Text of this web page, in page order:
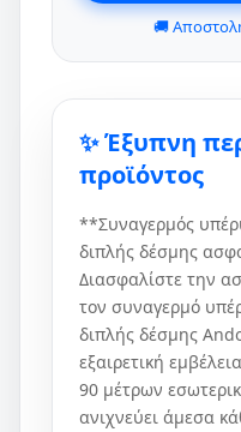
🚚
✨ Έξυπνη
προϊόντος
**Συναγερμός
διπλής δέσμης
Διασφαλίστε την
τον συναγερμό
διπλής δέσμης
εξαιρετική
90 μέτρων
ανιχνεύει άμεσα